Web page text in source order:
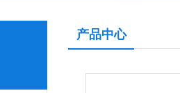
产品中心